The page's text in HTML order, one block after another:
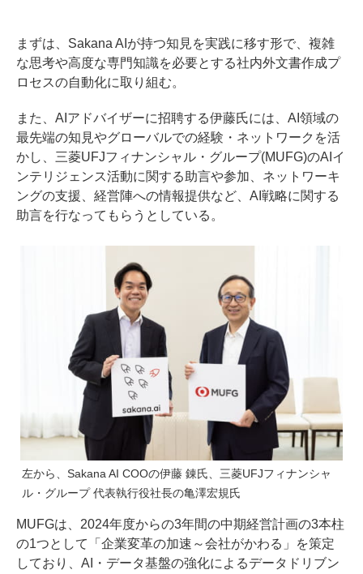
まずは、Sakana AIが持つ知見を実践に移す形で、複雑
な思考や高度な専門知識を必要とする社内外文書作成プ
ロセスの自動化に取り組む。
また、AIアドバイザーに招聘する伊藤氏には、AI領域の
最先端の知見やグローバルでの経験・ネットワークを活
かし、三菱UFJフィナンシャル・グループ(MUFG)のAIイ
ンテリジェンス活動に関する助言や参加、ネットワーキ
ングの支援、経営陣への情報提供など、AI戦略に関する
助言を行なってもらうとしている。
左から、Sakana AI COOの伊藤 錬氏、三菱UFJフィナンシャ
ル・グループ 代表執行役社長の亀澤宏規氏
MUFGは、2024年度からの3年間の中期経営計画の3本柱
の1つとして「企業変革の加速～会社がかわる」を策定
しており、AI・データ基盤の強化によるデータドリブン